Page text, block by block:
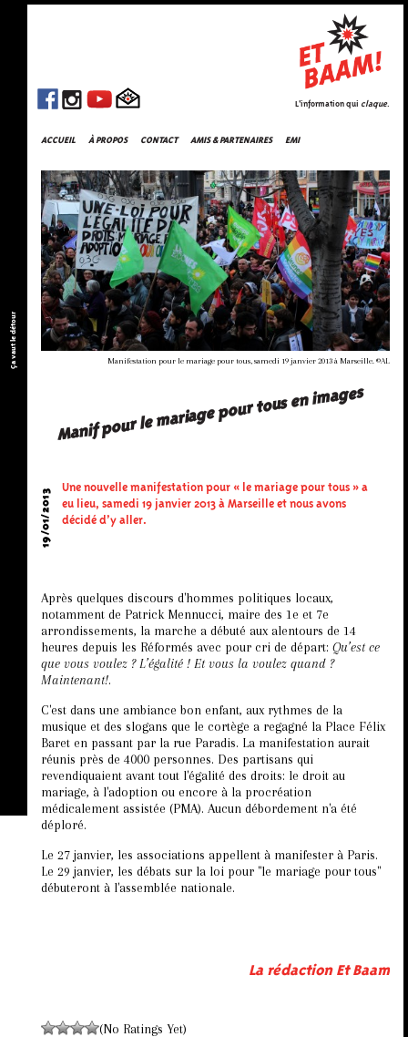
Ça vaut le détour
ACCUEIL À PROPOS CONTACT AMIS & PARTENAIRES EMI
L'information qui claque.
Manifestation pour le mariage pour tous, samedi 19 janvier 2013 à Marseille. ©AL
Manif pour le mariage pour tous en images
19/01/2013
Une nouvelle manifestation pour « le mariage pour tous » a
eu lieu, samedi 19 janvier 2013 à Marseille et nous avons
décidé d’y aller.
Après quelques discours d'hommes politiques locaux,
notamment de Patrick Mennucci, maire des 1e et 7e
arrondissements, la marche a débuté aux alentours de 14
heures depuis les Réformés avec pour cri de départ: Qu’est ce
que vous voulez ? L’égalité ! Et vous la voulez quand ?
Maintenant!.
C'est dans une ambiance bon enfant, aux rythmes de la
musique et des slogans que le cortège a regagné la Place Félix
Baret en passant par la rue Paradis. La manifestation aurait
réunis près de 4000 personnes. Des partisans qui
revendiquaient avant tout l'égalité des droits: le droit au
mariage, à l'adoption ou encore à la procréation
médicalement assistée (PMA). Aucun débordement n'a été
déploré.
Le 27 janvier, les associations appellent à manifester à Paris.
Le 29 janvier, les débats sur la loi pour "le mariage pour tous"
débuteront à l'assemblée nationale.
La rédaction Et Baam
(No Ratings Yet)